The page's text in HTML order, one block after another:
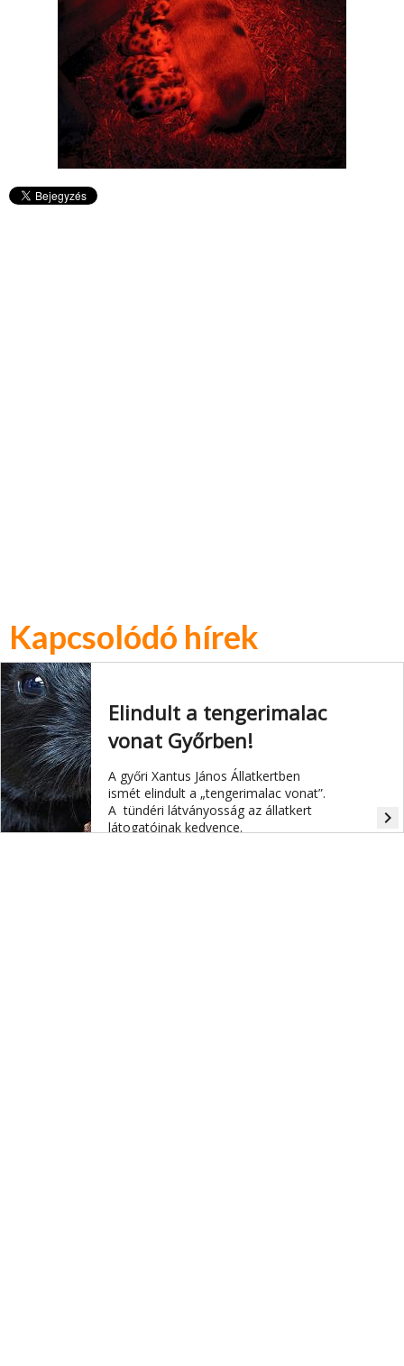
Kapcsolódó hírek
Elindult a tengerimalac
vonat Győrben!
A győri Xantus János Állatkertben
ismét elindult a „tengerimalac vonat”.
A tündéri látványosság az állatkert
látogatóinak kedvence.
navigate_next